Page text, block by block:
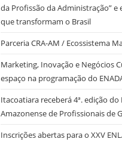
da Profissão da Administração” e
que transformam o Brasil
Parceria CRA-AM / Ecossistema
Marketing, Inovação e Negócios
espaço na programação do
Itacoatiara receberá 4ª. edição do
Amazonense de Profissionais de
Inscrições abertas para o XXV